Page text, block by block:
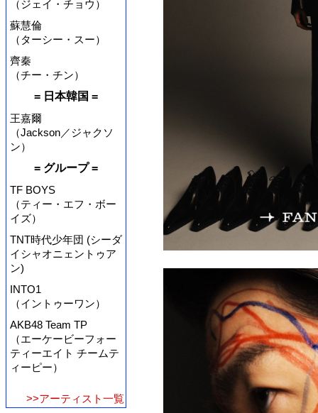
（ジェイ・チョウ）
蘇慧倫
（ターシー・スー）
齊秦
（チー・チン）
= 日本韓国 =
王嘉爾
（Jackson／ジャクソ
ン）
= グループ =
TF BOYS
（ティー・エフ・ボー
イズ）
TNT時代少年団 (シーダ
イシャオニェントゥア
ン)
INTO1
（イントゥーワン）
AKB48 Team TP
（エーケービーフォー
ティーエイト チームテ
ィーピー）
>>アーティスト一覧